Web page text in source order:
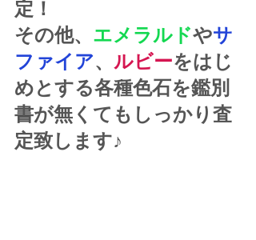
定！
その他、 エメラルドやサ
ファイア、 ルビーをはじ
めとする各種色石を鑑別
書が無くてもしっかり査
定致します♪